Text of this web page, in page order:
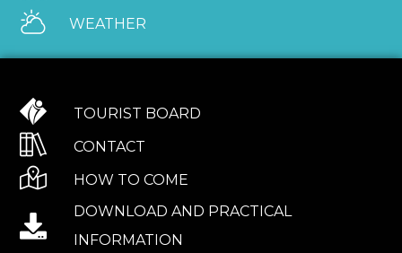
WEATHER
TOURIST BOARD
CONTACT
HOW TO COME
DOWNLOAD AND PRACTICAL
INFORMATION